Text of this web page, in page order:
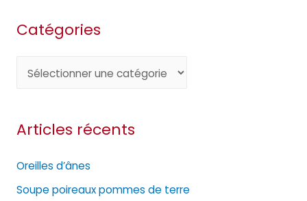
Catégories
é
o
r
Articles récents
Oreilles d’ânes
Soupe poireaux pommes de terre